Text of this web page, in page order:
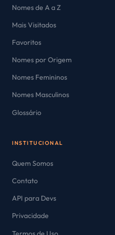
Nomes de A a Z
Mais Visitados
Favoritos
Nomes por Origem
Nomes Femininos
Nomes Masculinos
Glossário
INSTITUCIONAL
Quem Somos
Contato
API para Devs
Privacidade